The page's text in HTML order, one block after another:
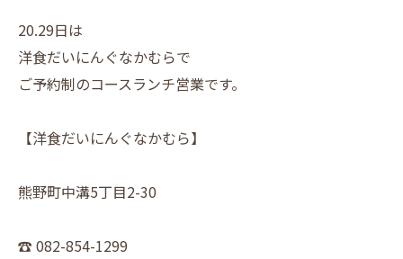
20.29日は
洋食だいにんぐなかむらで
ご予約制のコースランチ営業です。
【洋食だいにんぐなかむら】
熊野町中溝5丁目2-30
☎︎ 082-854-1299